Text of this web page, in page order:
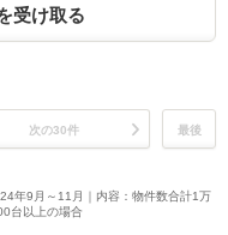
受け取る
次の30件 最後
年9月～11月｜内容：物件数合計1万
台以上の場合